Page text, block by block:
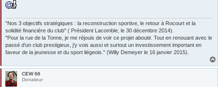
"Nos 3 objectifs stratégiques : la reconstruction sportive, le retour à Rocourt et la
solidité financière du club" ( Président Lacomble, le 30 décembre 2014).
"Pour la rue de la Tonne, je me réjouis de voir ce projet aboutir. Tout en renouant avec le
passé d’un club prestigieux, j’y vois aussi et surtout un investissement important en
faveur de la jeunesse et du sport liégeois." (Willy Demeyer le 16 janvier 2015).
CEW 66
Donateur